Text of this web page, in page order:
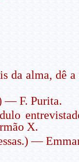
da alma, dê a
— F. Purita.
X.
—